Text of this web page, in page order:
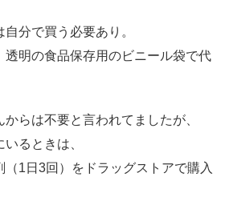
分で買う必要あり。
透明の食品保存用のビニール袋で代
らは不要と言われてましたが、
るときは、
（1日3回）をドラッグストアで購入